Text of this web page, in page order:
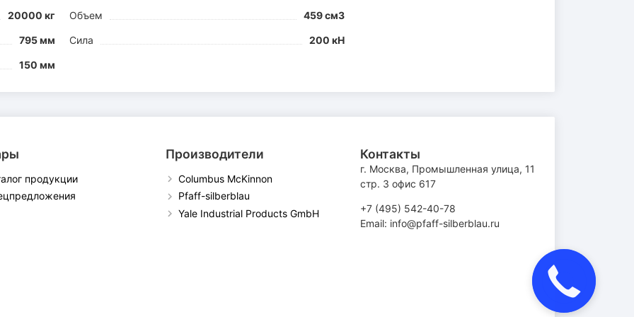
20000 кг Объем 459 см3
795 мм Сила 200 кН
150 мм
продукции
Производители
Columbus McKinnon
Pfaff-silberblau
Yale Industrial Products GmbH
Контакты
г. Москва, Промышленная улица, 11
стр. 3 офис 617
+7 (495) 542-40-78
Email: info@pfaff-silberblau.ru
Закажите
звонок!